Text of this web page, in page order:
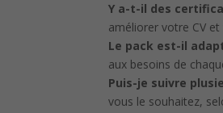
Y a-t-il des
améliorer votre CV
Le pack est-il
aux besoins de
Puis-je suivre
vous le souhaitez,